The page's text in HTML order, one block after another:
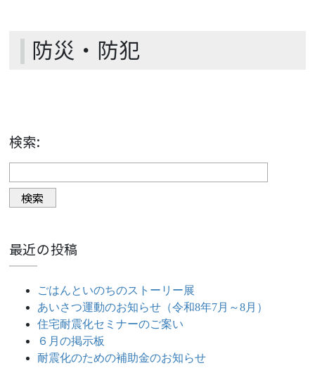
防災・防犯
検索:
最近の投稿
ごはんといのちのストーリー展
あいさつ運動のお知らせ（令和8年7月～8月）
住宅耐震化セミナーのご案い
６月の掲示板
耐震化のための補助金のお知らせ